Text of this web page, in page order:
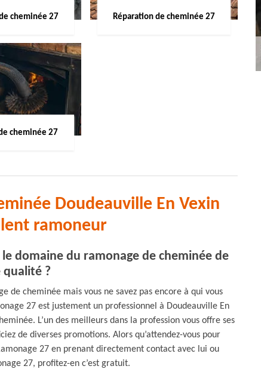
cheminée 27 Réparation de cheminée 27
cheminée 27
Doudeauville En Vexin
ramoneur
domaine du ramonage de cheminée de
qualité ?
de cheminée mais vous ne savez pas encore à qui vous
27 est justement un professionnel à Doudeauville En
L’un des meilleurs dans la profession vous offre ses
de diverses promotions. Alors qu’attendez-vous pour
27 en prenant directement contact avec lui ou
27, profitez-en c’est gratuit.